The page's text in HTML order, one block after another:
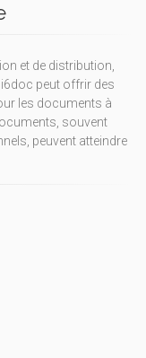
et de distribution,
peut offrir des
les documents à
souvent
peuvent atteindre